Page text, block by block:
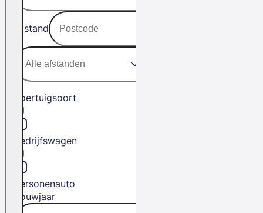
Afstand
Voertuigsoort
Bedrijfswagen
Personenauto
Bouwjaar